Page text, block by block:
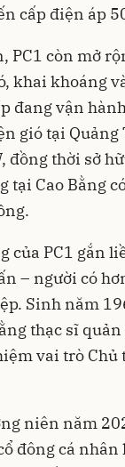
cấp điện áp
PC1 còn mở
khai khoáng
đang vận
gió tại
đồng thời sở
tại Cao Bằng
của PC1 gắn
– người có
Sinh năm
thạc sĩ
vai trò Chủ
niên năm
đông cá